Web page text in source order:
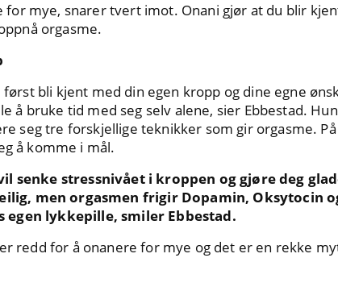
for mye, snarer tvert imot. Onani gjør at du blir
orgasme.
først bli kjent med din egen kropp og dine egne
å bruke tid med seg selv alene, sier Ebbestad.
seg tre forskjellige teknikker som gir orgasme.
å komme i mål.
senke stressnivået i kroppen og gjøredeg
men orgasmen frigir Dopamin, Oksytocin
lykkepille, smiler Ebbestad.
redd for å onanere for mye og det er en rekke